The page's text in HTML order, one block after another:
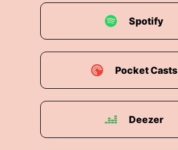
Spotify
Pocket Casts
Deezer